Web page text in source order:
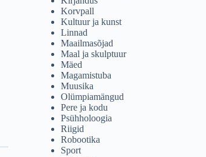
Korvpall
Kultuur ja kunst
Linnad
Maailmasõjad
Maal ja skulptuur
Mäed
Magamistuba
Muusika
Olümpiamängud
Pere ja kodu
Psühholoogia
Riigid
Robootika
Sport